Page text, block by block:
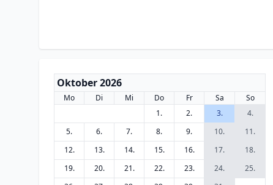
Oktober 2026
Mo Di Mi Do Fr Sa
So
1.
2. 3.
4.
5.
6. 7. 8. 9. 10.
11.
12.
13. 14. 15. 16. 17.
18.
19.
20. 21. 22. 23. 24.
25.